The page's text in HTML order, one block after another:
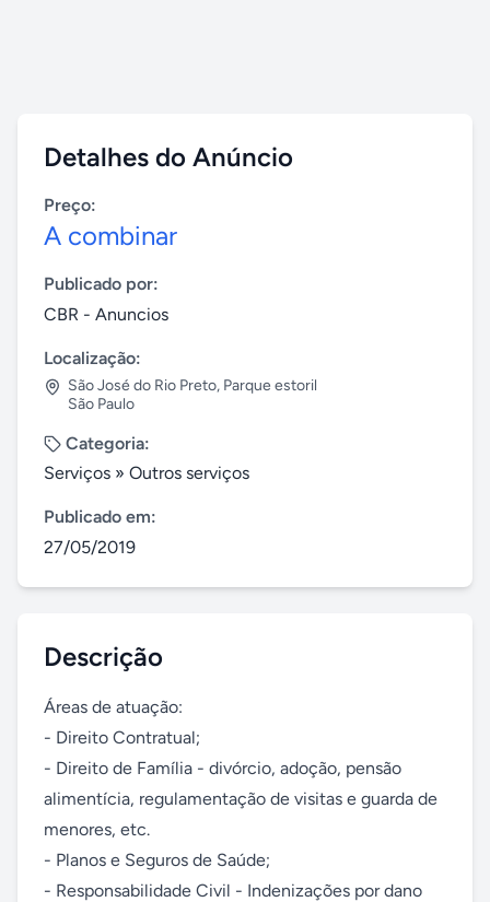
Detalhes do Anúncio
Preço:
A combinar
Publicado por:
CBR - Anuncios
Localização:
São José do Rio Preto, Parque estoril
São Paulo
Categoria:
Serviços » Outros serviços
Publicado em:
27/05/2019
Descrição
Áreas de atuação:
- Direito Contratual;
- Direito de Família - divórcio, adoção, pensão
alimentícia, regulamentação de visitas e guarda de
menores, etc.
- Planos e Seguros de Saúde;
- Responsabilidade Civil - Indenizações por dano